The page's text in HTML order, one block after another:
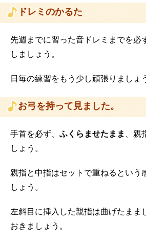
ドレミのかるた
先週までに習った音ドレミまでを必
しましょう。
日毎の練習をもう少し頑張りましょ
お弓を持って見ました。
手首を必ず、 ふくらませたまま 、親
しょう。
親指と中指はセットで重ねるという
しょう。
左斜目に挿入した親指は曲げたまま
おきましょう。